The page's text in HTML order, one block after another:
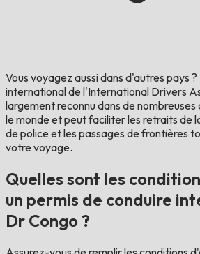
Vous voyagez aussi dans d'autres pays ?
international de l'International Drivers
largement reconnu dans de
le monde et peut faciliter les retraits de
de police et les passages de frontières
votre voyage.
Quelles sont les
un permis de conduire
Dr Congo ?